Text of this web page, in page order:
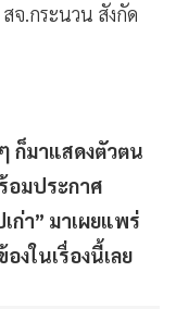
จ.กระนวน สังกัด
ก็มาแสดงตัวตน
อมประกาศ
ก่า” มาเผยแพร่
งในเรื่องนี้เลย